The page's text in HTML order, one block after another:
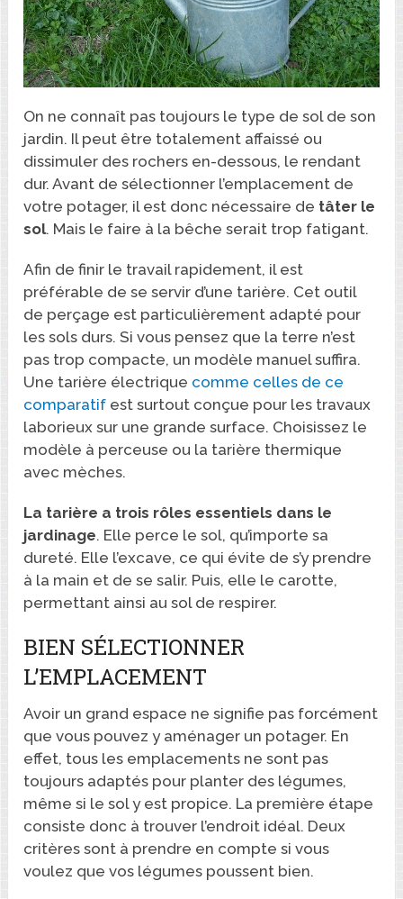
On ne connaît pas toujours le type de sol de son
jardin. Il peut être totalement affaissé ou
dissimuler des rochers en-dessous, le rendant
dur. Avant de sélectionner l’emplacement de
votre potager, il est donc nécessaire de tâter le
sol. Mais le faire à la bêche serait trop fatigant.
Afin de finir le travail rapidement, il est
préférable de se servir d’une tarière. Cet outil
de perçage est particulièrement adapté pour
les sols durs. Si vous pensez que la terre n’est
pas trop compacte, un modèle manuel suffira.
Une tarière électrique comme celles de ce
comparatif est surtout conçue pour les travaux
laborieux sur une grande surface. Choisissez le
modèle à perceuse ou la tarière thermique
avec mèches.
La tarière a trois rôles essentiels dans le
jardinage. Elle perce le sol, qu’importe sa
dureté. Elle l’excave, ce qui évite de s’y prendre
à la main et de se salir. Puis, elle le carotte,
permettant ainsi au sol de respirer.
BIEN SÉLECTIONNER
L’EMPLACEMENT
Avoir un grand espace ne signifie pas forcément
que vous pouvez y aménager un potager. En
effet, tous les emplacements ne sont pas
toujours adaptés pour planter des légumes,
même si le sol y est propice. La première étape
consiste donc à trouver l’endroit idéal. Deux
critères sont à prendre en compte si vous
voulez que vos légumes poussent bien.